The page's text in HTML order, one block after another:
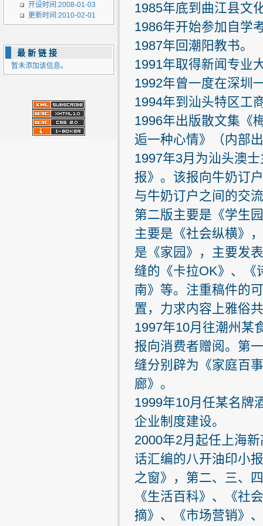
开设时间:2008-01-03
更新时间:2010-02-01
最新链接
暂未添加该信息。
1985年底到曲江县文
1986年开始参加自学
1987年回潮阳教书。
1991年取得新闻专业
1992年曾一度在深圳
1994年到汕头特区工
1996年出版散文集《
逅一种心情》（内部
1997年3月为汕头澳
报》。该报向牛奶订
与牛奶订户之间的交
第二版主要是《学生
主要是《社会纵横》
是《家园》，主要发
缝的《卡拉OK》、《
南》等。注重稿件的
置，力求内容上雅俗
1997年10月往潮州某
报向消费者赠阅。第
缝分别辟为《家庭百
廊》。
1999年10月任某名牌
企业制度建设。
2000年2月起任上海
话汇编的八开油印小
之窗》，第二、三、
《生活百科》、《社
摘》、《市场营销》